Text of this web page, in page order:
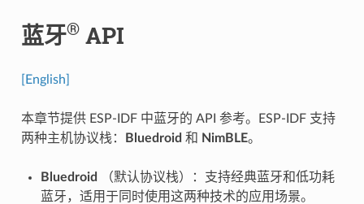
蓝牙®API
[English]
本章节提供 ESP-IDF 中蓝牙的 API 参考。ESP-IDF 支持
两种主机协议栈：
Bluedroid 和 NimBLE。
Bluedroid
（默认协议栈）：支持经典蓝牙和低功耗
蓝牙，适用于同时使用这两种技术的应用场景。